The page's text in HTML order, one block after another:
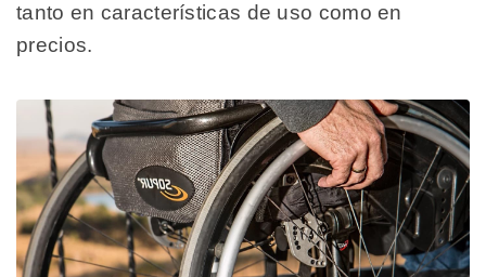
tanto en características de uso como en
precios.